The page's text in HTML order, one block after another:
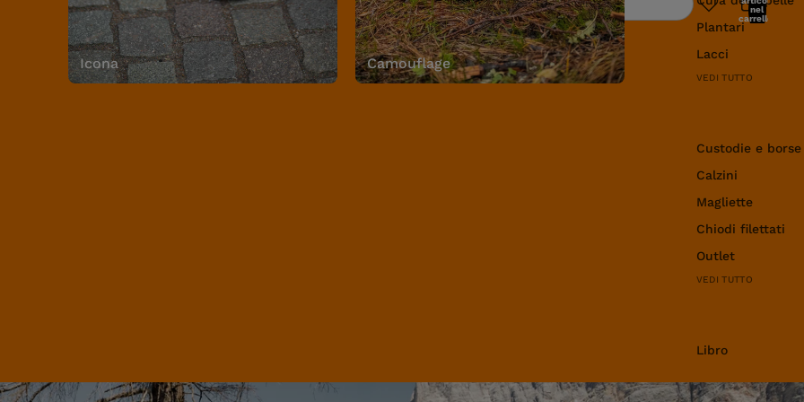
Icona Camouflage
Plantari
Lacci
VEDI TUTTO
Custodie e
Calzini
Magliette
Chiodi filettati
Outlet
VEDI TUTTO
Libro
Ricerca
nel
carrello: